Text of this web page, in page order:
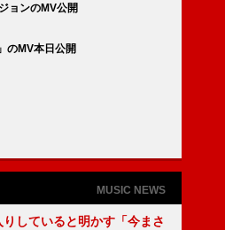
ョンのMV公開
のMV本日公開
MUSIC NEWS
していると明かす「今まさ